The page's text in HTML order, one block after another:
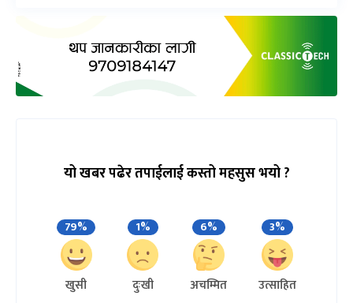
यो खबर पढेर तपाईलाई कस्तो महसुस भयो ?
79%
खुसी
1%
दुःखी
6%
अचम्मित
3%
उत्साहित